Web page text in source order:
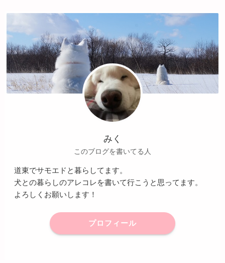
みく
このブログを書いてる人
道東でサモエドと暮らしてます。
犬との暮らしのアレコレを書いて行こうと思ってます。
よろしくお願いします！
プロフィール